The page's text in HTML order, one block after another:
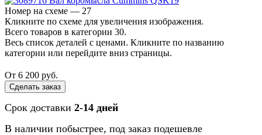
Номер на схеме — 27
Кликните по схеме для увеличения изображения.
Всего товаров в категории 30.
Весь список деталей с ценами. Кликните по названию
категории или перейдите вниз страницы.
От 6 200 руб.
Сделать заказ
Срок доставки 2-14 дней
В наличии побыстрее, под заказ подешевле